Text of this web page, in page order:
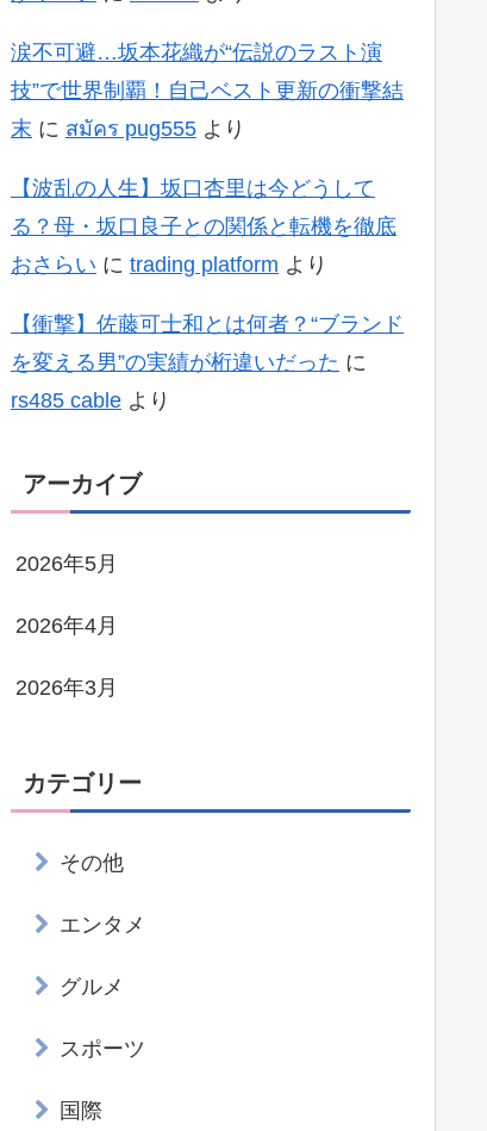
涙不可避…坂本花織が“伝説のラスト演
技”で世界制覇！自己ベスト更新の衝撃結
末 に สมัคร pug555 より
【波乱の人生】坂口杏里は今どうして
る？母・坂口良子との関係と転機を徹底
おさらい に trading platform より
【衝撃】佐藤可士和とは何者？“ブランド
を変える男”の実績が桁違いだった に
rs485 cable より
アーカイブ
2026年5月
2026年4月
2026年3月
カテゴリー
その他
エンタメ
グルメ
スポーツ
国際